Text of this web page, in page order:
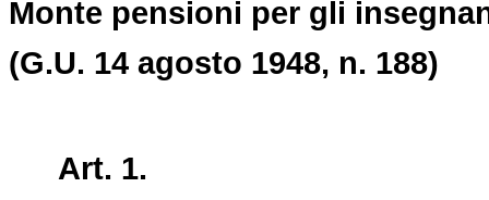
Monte pensioni per gli
(G.U. 14 agosto 1948, n. 188)
Art. 1.